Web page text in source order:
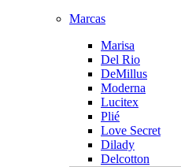
Marcas
Marisa
Del Rio
DeMillus
Moderna
Lucitex
Plié
Love Secret
Dilady
Delcotton